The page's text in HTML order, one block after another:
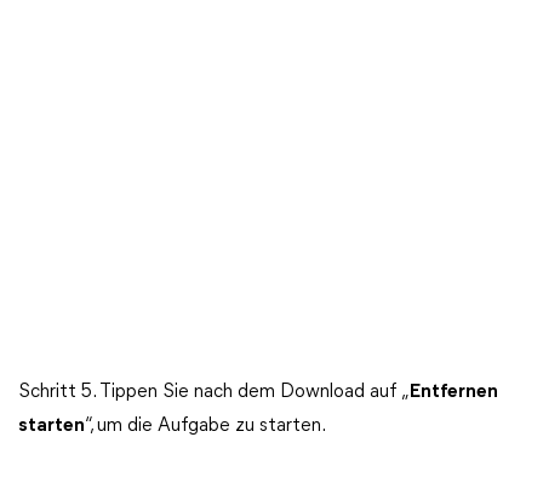
Schritt 5. Tippen Sie nach dem Download auf „ Entfernen
starten“, um die Aufgabe zu starten.